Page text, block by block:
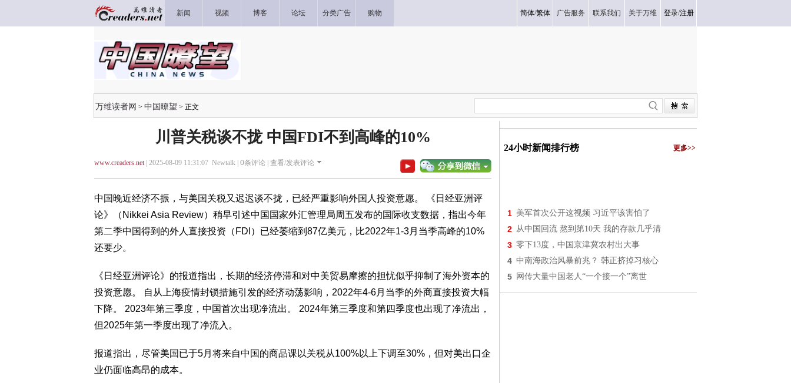
新闻 视频 博客 论坛 分类广告 购物 简体/繁体 广告服务 联系我们 关于万维 登录/注册
万维读者网 > 中国瞭望 > 正文
川普关税谈不拢 中国FDI不到高峰的10%
www.creaders.net| 2025-08-09 11:31:07 Newtalk | 0条评论 | 查看/发表评论
中国晚近经济不振，与美国关税又迟迟谈不拢，已经严重影响外国人投资意愿。 《日经亚洲评
论》（Nikkei Asia Review）稍早引述中国国家外汇管理局周五发布的国际收支数据，指出今年
第二季中国得到的外人直接投资（FDI）已经萎缩到87亿美元，比2022年1-3月当季高峰的10%
还要少。
《日经亚洲评论》的报道指出，长期的经济停滞和对中美贸易摩擦的担忧似乎抑制了海外资本的
投资意愿。 自从上海疫情封锁措施引发的经济动荡影响，2022年4-6月当季的外商直接投资大幅
下降。 2023年第三季度，中国首次出现净流出。 2024年第三季度和第四季度也出现了净流出，
但2025年第一季度出现了净流入。
报道指出，尽管美国已于5月将来自中国的商品课以关税从100%以上下调至30%，但对美出口企
业仍面临高昂的成本。
24小时新闻排行榜 更多>>
1 美军首次公开这视频 习近平该害怕了
2 从中国回流 熬到第10天 我的存款几乎清
3 零下13度，中国京津冀农村出大事
4 中南海政治风暴前兆？ 韩正挤掉习核心
5 网传大量中国老人“一个接一个”离世